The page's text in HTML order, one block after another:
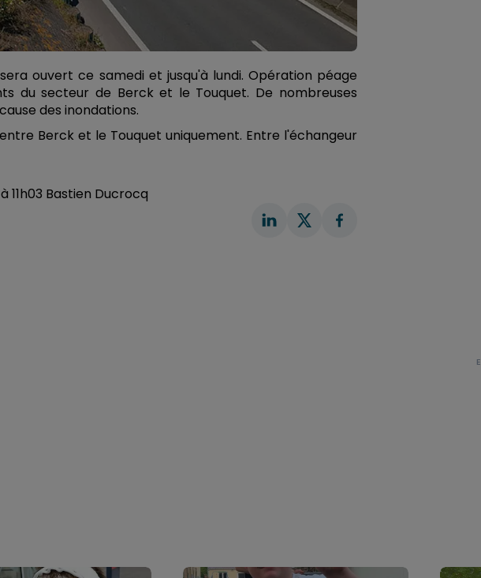
ouvert ce samedi et jusqu'à lundi. Opération péage
du secteur de Berck et le Touquet. De nombreuses
des inondations.
Berck et le Touquet uniquement. Entre l'échangeur
11h03 Bastien Ducrocq